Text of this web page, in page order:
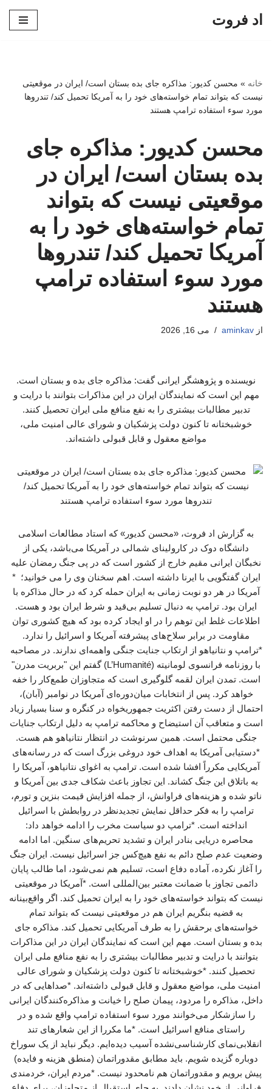
اد فروت
خانه » محسن کدیور: مذاکره جای بده بستان است/ ایران در موقعیتی
نیست که بتواند تمام خواسته‌های خود را به آمریکا تحمیل کند/ تندروها
مورد سوء استفاده ترامپ هستند
محسن کدیور: مذاکره جای
بده بستان است/ ایران در
موقعیتی نیست که بتواند
تمام خواسته‌های خود را به
آمریکا تحمیل کند/ تندروها
مورد سوء استفاده ترامپ
هستند
از aminkav می 16, 2026
نویسنده و پژوهشگر ایرانی گفت: مذاکره جای بده و بستان است.
مهم این است که نمایندگان ایران در این مذاکرات بتوانند با درایت و
تدبیر مطالبات بیشتری را به نفع منافع ملی ایران تحصیل کنند.
خوشبختانه تا کنون دولت پزشکیان و شورای عالی امنیت ملی،
مواضع معقول و قابل قبولی داشته‌اند.
به گزارش اد فروت، «محسن کدیور» که استاد مطالعات اسلامی
دانشگاه دوک در کارولینای شمالی در آمریکا می‌باشد، یکی از
نخبگان ایرانی مقیم خارج از کشور است که در پی جنگ رمضان علیه
ایران گفتگویی با ایرنا داشته است. اهم سخنان وی را می خوانید؛ *
آمریکا در هر دو نوبت زمانی به ایران حمله کرد که در حال مذاکره با
ایران بود. ترامپ به دنبال تسلیم بی‌قید و شرط ایران بود و هست.
اطلاعات غلط این توهم را در او ایجاد کرده بود که هیچ کشوری توان
مقاومت در برابر سلاح‌های پیشرفته آمریکا و اسرائیل را ندارد.
*ترامپ و نتانیاهو از ارتکاب جنایت جنگی واهمه‌ای ندارند. در مصاحبه
با روزنامه فرانسوی لومانیته (L’Humanité) گفتم این "بربریت مدرن"
است. تمدن ایران لقمه گلوگیری است که متجاوزان طمع‌کار را خفه
خواهد کرد. پس از انتخابات میان‌دوره‌ای آمریکا در نوامبر (آبان)،
احتمال از دست رفتن اکثریت جمهوریخواه در کنگره و سنا بسیار زیاد
است و متعاقب آن استیضاح و محاکمه ترامپ به دلیل ارتکاب جنایات
جنگی محتمل است. همین سرنوشت در انتظار نتانیاهو هم هست.
*دستیابی آمریکا به اهداف خود دروغی بزرگ است که در رسانه‌های
آمریکایی مکرراً افشا شده است. ترامپ به اغوای نتانیاهو، آمریکا را
به باتلاق این جنگ کشاند. این تجاوز باعث شکاف جدی بین آمریکا و
ناتو شده و هزینه‌های فراوانش، از جمله افزایش قیمت بنزین و تورم،
ترامپ را به فکر حداقل نمایش تجدیدنظر در روابطش با اسرائیل
انداخته است. *ترامپ دو سیاست مخرب را ادامه خواهد داد:
محاصره دریایی بنادر ایران و تشدید تحریم‌های سنگین. اما ادامه
وضعیت عدم صلح دائم به نفع هیچ‌کس جز اسرائیل نیست. ایران جنگ
را آغاز نکرده، آماده دفاع است، تسلیم هم نمی‌شود، اما طالب پایان
دائمی تجاوز با ضمانت معتبر بین‌المللی است. *آمریکا در موقعیتی
نیست که بتواند خواسته‌های خود را به ایران تحمیل کند. اگر واقع‌بینانه
به قضیه بنگریم ایران هم در موقعیتی نیست که بتواند تمام
خواسته‌های برحقش را به طرف آمریکایی تحمیل کند. مذاکره جای
بده و بستان است. مهم این است که نمایندگان ایران در این مذاکرات
بتوانند با درایت و تدبیر مطالبات بیشتری را به نفع منافع ملی ایران
تحصیل کنند. *خوشبختانه تا کنون دولت پزشکیان و شورای عالی
امنیت ملی، مواضع معقول و قابل قبولی داشته‌اند. *صداهایی که در
داخل، مذاکره را مردود، پیمان صلح را خیانت و مذاکره‌کنندگان ایرانی
را سازشکار می‌خوانند مورد سوء استفاده ترامپ واقع شده و در
راستای منافع اسرائیل است. *ما مکررا از این شعارهای تند
انقلابی‌نمای کارشناسی‌نشده آسیب دیده‌ایم. دیگر نباید از یک سوراخ
دوباره گزیده شویم. باید مطابق مقدوراتمان (منطق هزینه و فایده)
پیش برویم و مقدوراتمان هم نامحدود نیست. *مردم ایران، خردمندی